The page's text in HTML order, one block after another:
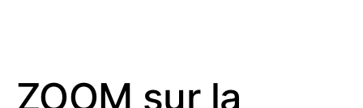
ZOOM sur la